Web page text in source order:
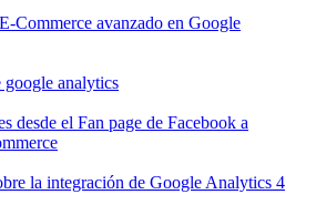
Commerce avanzado en Google
google analytics
desde el Fan page de Facebook a
la integración de Google Analytics 4